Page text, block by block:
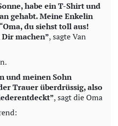
habe ein T-Shirt und
gehabt. Meine Enkelin
du siehst toll aus!
machen”, sagte Van
und meinen Sohn
Trauer überdrüssig, also
, sagt die Oma